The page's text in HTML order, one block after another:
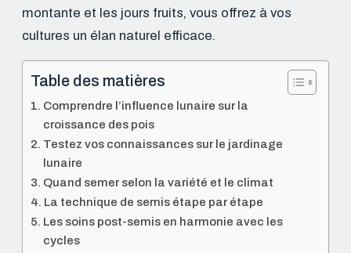
montante et les jours fruits, vous offrez à vos
cultures un élan naturel efficace.
Table des matières
Comprendre l’influence lunaire sur la
croissance des pois
Testez vos connaissances sur le jardinage
lunaire
Quand semer selon la variété et le climat
La technique de semis étape par étape
Les soins post-semis en harmonie avec les
cycles